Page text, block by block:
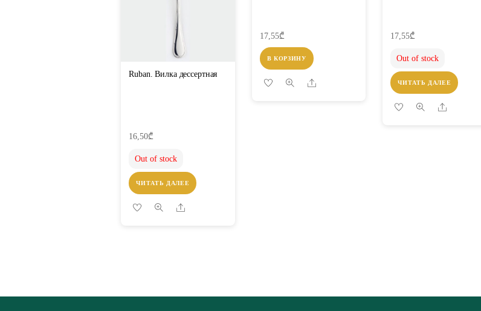
Ruban. Вилка дессертная
16,50₾
Out of stock
ЧИТАТЬ ДАЛЕЕ
Share
17,55₾
В КОРЗИНУ
Share
17,55₾
Out of stock
ЧИТАТЬ ДАЛЕЕ
Share